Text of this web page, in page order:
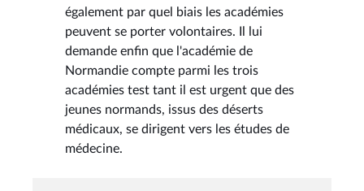
également par quel biais les académies
peuvent se porter volontaires. Il lui
demande enfin que l'académie de
Normandie compte parmi les trois
académies test tant il est urgent que des
jeunes normands, issus des déserts
médicaux, se dirigent vers les études de
médecine.